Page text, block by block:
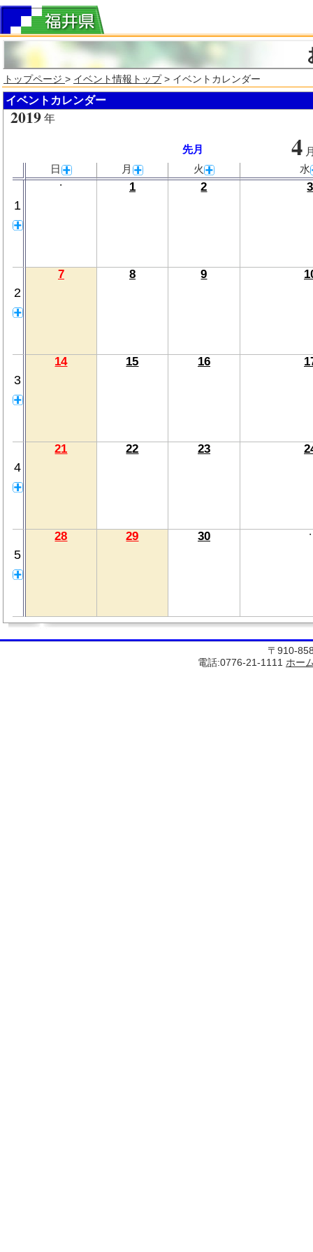
トップページ > イベント情報トップ> イベントカレンダー
イベントカレンダー
2019 年
先月 4
日 月 火 水
1
・ 1 2 3
2
7 8 9
3
14 15 16
4
21 22 23
5
28 29 30
〒910-
電話:0776-21-1111 ホー